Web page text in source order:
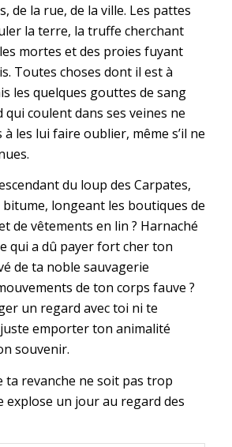
de la rue, de la ville. Les pattes
la terre, la truffe cherchant
mortes et des proies fuyant
Toutes choses dont il est à
les quelques gouttes de sang
coulent dans ses veines ne
les lui faire oublier, même s’il ne
du loup des Carpates,
longeant les boutiques de
de vêtements en lin ? Harnaché
qui a dû payer fort cher ton
de ta noble sauvagerie
de ton corps fauve ?
un regard avec toi ni te
emporter ton animalité
souvenir.
ta revanche ne soit pas trop
explose un jour au regard des